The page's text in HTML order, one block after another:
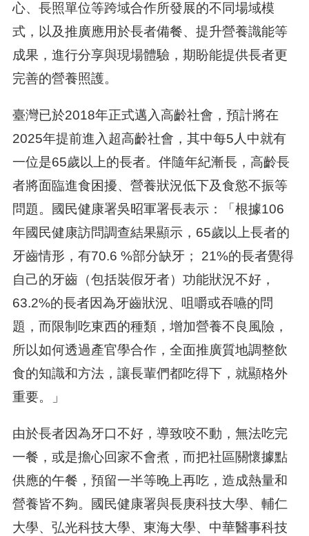
心、長照單位等跨域合作所發展的不同場域模
式，以及推廣應用於長者備餐、提升營養識能等
成果，進行分享與現場體驗，期盼能提供長者更
完善的營養照護。
臺灣已於2018年正式邁入高齡社會，預計將在
2025年提前進入超高齡社會，其中每5人中就有
一位是65歲以上的長者。伴隨年紀漸長，高齡長
者將面臨進食困擾、營養狀況低下及食慾不振等
問題。國民健康署吳昭軍署長表示：「根據106
年國民健康訪問調查結果顯示，65歲以上長者的
牙齒情形，有70.6 %部分缺牙； 21%的長者覺得
自己的牙齒（包括裝假牙者）功能狀況不好，
63.2%的長者因為牙齒狀況、咀嚼或吞嚥的問
題，而限制吃東西的種類，增加營養不良風險，
所以如何透過產官學合作，全面推廣質地調整飲
食的知識和方法，讓長輩們都吃得下，就顯格外
重要。」
由於長者因為牙口不好，導致咬不動，無法吃完
一餐，或是擔心回家不會煮，而把社區關懷據點
供應的午餐，預留一半等晚上再吃，造成熱量和
營養皆不夠。國民健康署與長庚科技大學、輔仁
大學、弘光科技大學、東海大學、中華醫事科技